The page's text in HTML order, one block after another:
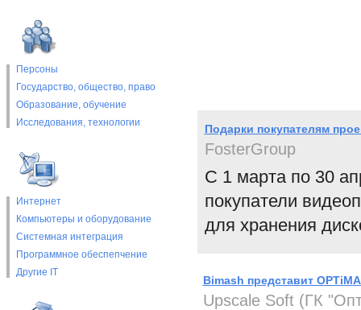
Персоны
Государство, общество, право
Образование, обучение
Исследования, технологии
Интернет
Компьютеры и оборудование
Системная интеграция
Программное обеспепчение
Другие IT
Подарки покупателям
FosterGroup
С 1 марта по 30
покупатели
для хранения
Bimash представит
Upscale Soft (ГК